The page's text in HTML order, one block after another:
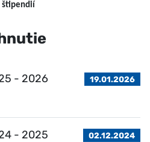
štipendií
- 2026 19.01.2026
- 2025 02.12.2024